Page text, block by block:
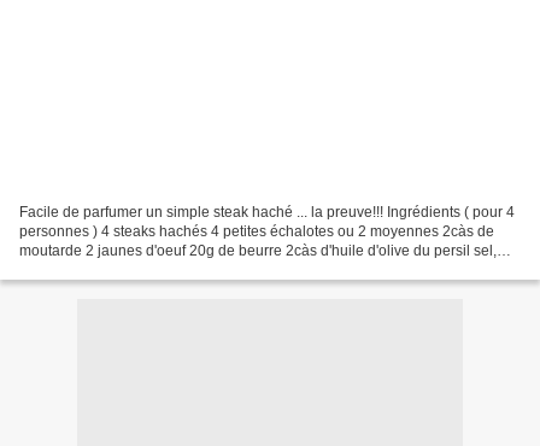
Facile de parfumer un simple steak haché ... la preuve!!! Ingrédients ( pour 4
personnes ) 4 steaks hachés 4 petites échalotes ou 2 moyennes 2càs de
moutarde 2 jaunes d'oeuf 20g de beurre 2càs d'huile d'olive du persil sel,